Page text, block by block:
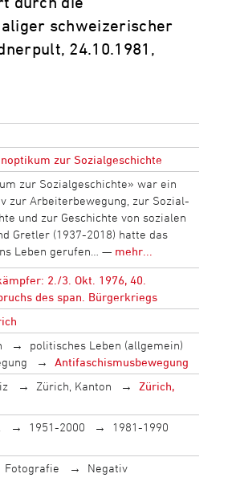
schweizerischer
24.10.1981,
zur Sozialgeschichte
zur Sozialgeschichte» war ein
zur Arbeiterbewegung, zur Sozial-
und zur Geschichte von sozialen
Gretler (1937-2018) hatte das
Leben gerufen… — mehr...
2./3. Okt. 1976, 40.
des span. Bürgerkriegs
politisches Leben (allgemein)
Antifaschismusbewegung
Zürich, Kanton
Zürich,
1951-2000
1981-1990
Fotografie
Negativ